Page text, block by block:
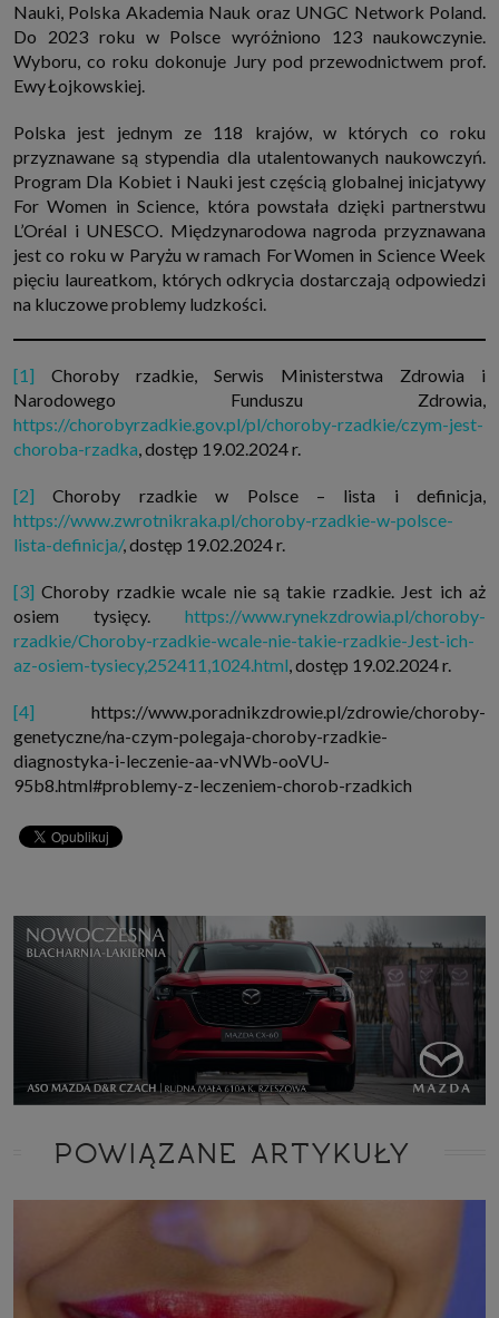
Nauki, Polska Akademia Nauk oraz UNGC Network Poland.
Do 2023 roku w Polsce wyróżniono 123 naukowczynie.
Wyboru, co roku dokonuje Jury pod przewodnictwem prof.
Ewy Łojkowskiej.
Polska jest jednym ze 118 krajów, w których co roku
przyznawane są stypendia dla utalentowanych naukowczyń.
Program Dla Kobiet i Nauki jest częścią globalnej inicjatywy
For Women in Science, która powstała dzięki partnerstwu
L’Oréal i UNESCO. Międzynarodowa nagroda przyznawana
jest co roku w Paryżu w ramach For Women in Science Week
pięciu laureatkom, których odkrycia dostarczają odpowiedzi
na kluczowe problemy ludzkości.
[1] Choroby rzadkie, Serwis Ministerstwa Zdrowia i
Narodowego Funduszu Zdrowia,
https://chorobyrzadkie.gov.pl/pl/choroby-rzadkie/czym-jest-
choroba-rzadka, dostęp 19.02.2024 r.
[2] Choroby rzadkie w Polsce – lista i definicja,
https://www.zwrotnikraka.pl/choroby-rzadkie-w-polsce-
lista-definicja/, dostęp 19.02.2024 r.
[3] Choroby rzadkie wcale nie są takie rzadkie. Jest ich aż
osiem tysięcy. https://www.rynekzdrowia.pl/choroby-
rzadkie/Choroby-rzadkie-wcale-nie-takie-rzadkie-Jest-ich-
az-osiem-tysiecy,252411,1024.html, dostęp 19.02.2024 r.
[4] https://www.poradnikzdrowie.pl/zdrowie/choroby-
genetyczne/na-czym-polegaja-choroby-rzadkie-
diagnostyka-i-leczenie-aa-vNWb-ooVU-
95b8.html#problemy-z-leczeniem-chorob-rzadkich
POWIĄZANE ARTYKUŁY